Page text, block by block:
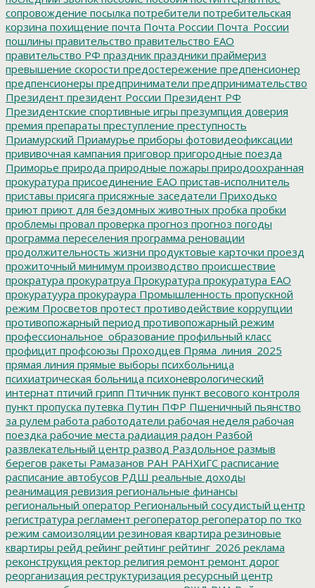
сопровождение посылка потребители потребительская
корзина похищение почта Почта России Почта_России
пошлины правительство правительство ЕАО
правительство РФ праздник праздники праймериз
превышение скорости предостережение предпенсионер
предпенсионеры предприниматели предпринимательство
Президент президент России Президент РФ
Президентские спортивные игры презумпция доверия
премия препараты преступление преступность
Приамурский Приамурье приборы фотовидеофиксации
прививочная кампания приговор пригородные поезда
Приморье природа природные пожары природоохранная
прокуратура присоединение ЕАО пристав-исполнитель
приставы присяга присяжные заседатели Приходько
приют приют для бездомных животных пробка пробки
проблемы провал проверка прогноз прогноз погоды
программа переселения программа реновации
продолжительность жизни продуктовые карточки проезд
прожиточный минимум производство происшествие
прократура прокуратруа Прокуратура прокуратура ЕАО
прокуратуура прокураура Промышленность пропускной
режим Просветов протест противодействие коррупции
противопожарный период противопожарный режим
профессиональное_образование профильный класс
профицит профсоюзы Проходцев Пряма_линия_2025
прямая линия прямые выборы психбольница
психиатрическая больница психоневрологический
интернат птичий грипп Птичник пункт весового контроля
пункт пропуска путевка Путин ПФР Пшеничный пьянство
за рулем работа работодатели рабочая неделя рабочая
поездка рабочие места радиация радон Разбой
развлекательный центр развод Раздольное размыв
берегов ракеты Рамазанов РАН РАНХиГС расписание
расписание автобусов РДШ реальные доходы
реанимация ревизия региональные финансы
региональный оператор Региональный сосудистый центр
регистратура регламент регоператор регоператор по тко
режим самоизоляции резиновая квартира резиновые
квартиры рейд рейинг рейтинг рейтинг_2026 реклама
реконструкция ректор религия ремонт ремонт дорог
реорганизация реструктуризация ресурсный центр